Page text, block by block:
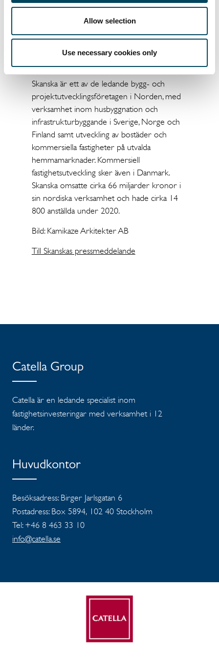
Allow selection
Use necessary cookies only
produktionen samt på ett i övrigt gott
samarbete med Skanska”, säger Erik
Solkvarteret byggstartas till sommaren 2021
och färdigställs etappvis till augusti 2023.
Skanska är ett av de ledande bygg- och
projektutvecklingsföretagen i Norden, med
verksamhet inom husbyggnation och
infrastrukturbyggande i Sverige, Norge och
Finland samt utveckling av bostäder och
kommersiella fastigheter på utvalda
hemmamarknader. Kommersiell
fastighetsutveckling sker även i Danmark.
Skanska omsatte cirka 66 miljarder kronor i
sin nordiska verksamhet och hade cirka 14
800 anställda under 2020.
Bild: Kamikaze Arkitekter AB
Till Skanskas pressmeddelande
Catella Group
Catella är en ledande specialist inom
fastighetsinvesteringar med verksamhet i 12
länder.
Huvudkontor
Besöksadress: Birger Jarlsgatan 6
Postadress: Box 5894, 102 40 Stockholm
Tel: +46 8 463 33 10
info@catella.se